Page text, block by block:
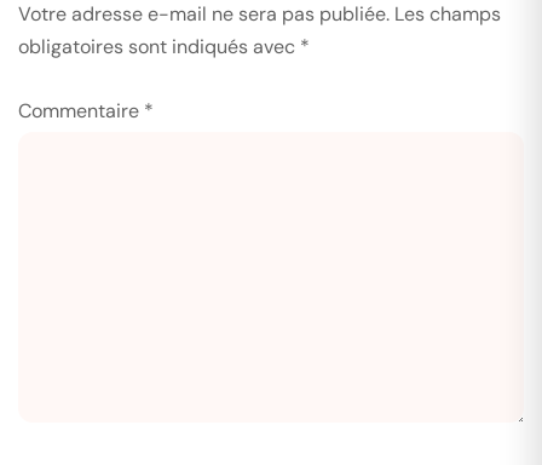
Votre adresse e-mail ne sera pas publiée. Les champs
obligatoires sont indiqués avec *
Commentaire *